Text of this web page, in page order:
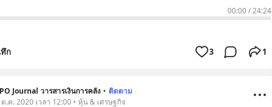
00:00/24:24
ก 3 1
Journal วารสารเงินการคลัง • ติดตาม
.ค. 2020 เวลา 12:00 • หุ้น & เศรษฐกิจ